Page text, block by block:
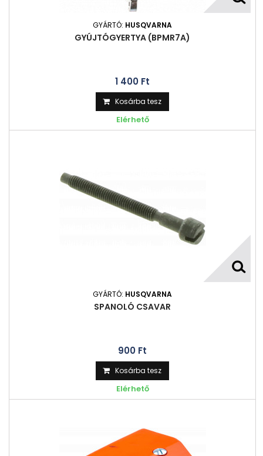
GYÁRTÓ: HUSQVARNA
GYÚJTÓGYERTYA (BPMR7A)
1 400 Ft‎
Kosárba tesz
Elérhető
GYÁRTÓ: HUSQVARNA
SPANOLÓ CSAVAR
900 Ft‎
Kosárba tesz
Elérhető